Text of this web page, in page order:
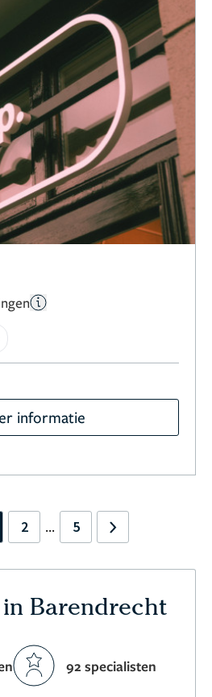
informatie
2 ... 5 Next
Barendrecht
92 specialisten